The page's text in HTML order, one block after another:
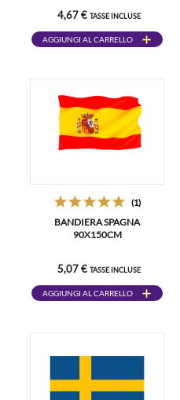
4,67 € TASSE INCLUSE
AGGIUNGI AL CARRELLO
(1)
BANDIERA SPAGNA
90X150CM
5,07 € TASSE INCLUSE
AGGIUNGI AL CARRELLO